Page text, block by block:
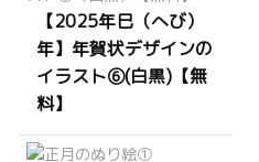
【2025年巳（へび）
年】年賀状デザインの
イラスト⑥(白黒)【無
料】